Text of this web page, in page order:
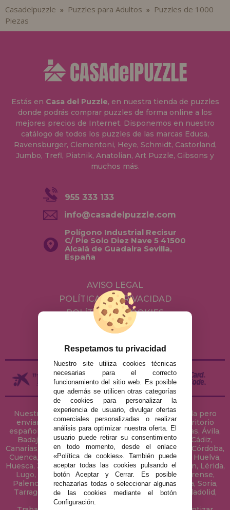
Casadelpuzzle » Puzzles para Adultos »
Puzzles de 1000
Piezas
Estás en Casa del Puzzle, en nuestra tienda de puzzles
donde podrás comprar puzzles de forma online a los
mejores precios de Internet. Disponemos en nuestro
catálogo de todos los puzzles de las marcas Educa,
Ravensburger, Clementoni, Heye, Schmidt, Castorland,
Jumbo, Trefl, Piatnik, Anatolian, Art Puzzle, Gibsons y
muchos más.
955 333 133
info@casadelpuzzle.com
Polígono Industrial Recisur
C/ Pie Solo Diez Nave 5 41500
Alcalá de Guadaira Sevilla,
España
AVISO LEGAL
POLÍTICA DE PRIVACIDAD
POLÍTICA DE COOKIES
ENVÍOS Y DEVOLUCIONES
Nuestra tienda de puzzles está ubicada en Sevilla pero
enviamos tus puzzles a cualquier ciudad del territorio
español: Álava, Albacete, Alicante, Almería, Asturias, Ávila,
Badajoz, Baleares, Barcelona, Burgos, Cáceres, Cádiz,
Canarias, Cantabria, Castellón, Ceuta, Ciudad Real, Córdoba,
Cuenca, Gerona, Granada, Guadalajara, Guipúzcoa, Huelva,
Huesca, Jaén, La Coruña, La Rioja, Las Palmas, Leon, Lérida,
Lugo, Madrid, Málaga, Melilla, Murcia, Navarra, Orense,
Palencia, Pontevedra, Salamanca, Segovia, Sevilla, Soria,
Tarragona, Tenerife, Teruel, Toledo, Valencia, Valladolid,
Vizcaya, Zamora y Zaragoza.
Respetamos tu privacidad
Nuestro site utiliza cookies técnicas
necesarias para el correcto
funcionamiento del sitio web. Es posible
que además se utilicen otras categorías
de cookies para personalizar la
experiencia de usuario, divulgar ofertas
comerciales personalizadas o realizar
análisis para optimizar nuestra oferta. El
usuario puede retirar su consentimiento
en todo momento, desde el enlace
«Política de cookies». También puede
aceptar todas las cookies pulsando el
botón Aceptar y Cerrar. Es posible
rechazarlas todas o seleccionar algunas
de las cookies mediante el botón
Configuración.